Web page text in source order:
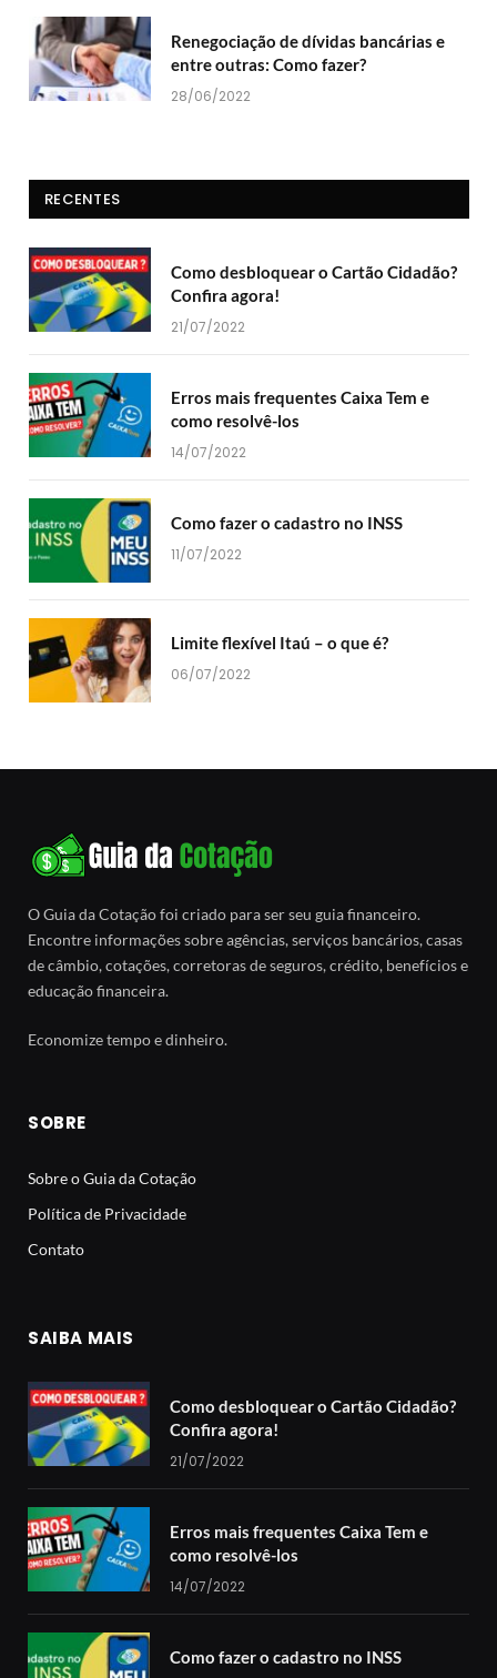
Renegociação de dívidas bancárias e
entre outras: Como fazer?
28/06/2022
RECENTES
Como desbloquear o Cartão Cidadão?
Confira agora!
21/07/2022
Erros mais frequentes Caixa Tem e
como resolvê-los
14/07/2022
Como fazer o cadastro no INSS
11/07/2022
Limite flexível Itaú – o que é?
06/07/2022
O Guia da Cotação foi criado para ser seu guia financeiro.
Encontre informações sobre agências, serviços bancários, casas
de câmbio, cotações, corretoras de seguros, crédito, benefícios e
educação financeira.
Economize tempo e dinheiro.
SOBRE
Sobre o Guia da Cotação
Política de Privacidade
Contato
SAIBA MAIS
Como desbloquear o Cartão Cidadão?
Confira agora!
21/07/2022
Erros mais frequentes Caixa Tem e
como resolvê-los
14/07/2022
Como fazer o cadastro no INSS